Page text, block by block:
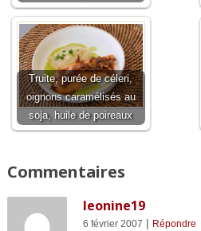
Truite, purée de céleri,
oignons caramélisés au
soja, huile de poireaux
Commentaires
leonine19
6 février 2007 | Répondre